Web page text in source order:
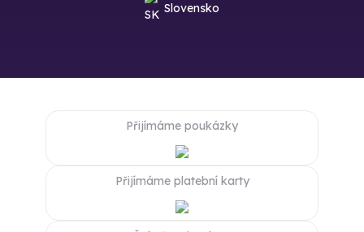
Slovensko
Přijímáme poukázky
Přijímáme platební karty